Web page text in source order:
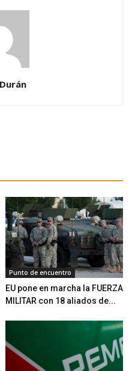
Punto de encuentro
EU pone en marcha la FUERZA
MILITAR con 18 aliados de...